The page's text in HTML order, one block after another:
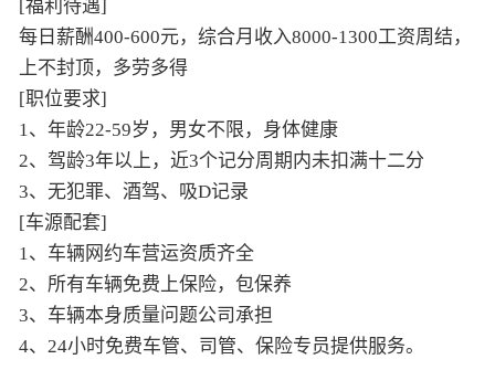
[职位要求]
1、年龄22-59岁，男女不限，身体健康
2、驾龄3年以上，近3个记分周期内未扣满十二分
3、无犯罪、酒驾、吸D记录
[车源配套]
1、车辆网约车营运资质齐全
2、所有车辆免费上保险，包保养
3、车辆本身质量问题公司承担
4、24小时免费车管、司管、保险专员提供服务。